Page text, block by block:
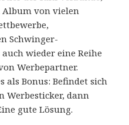
von vielen
Schwinger-
wieder eine Reihe
Werbepartner.
als Bonus: Befindet sich
Werbesticker, dann
gute Lösung.